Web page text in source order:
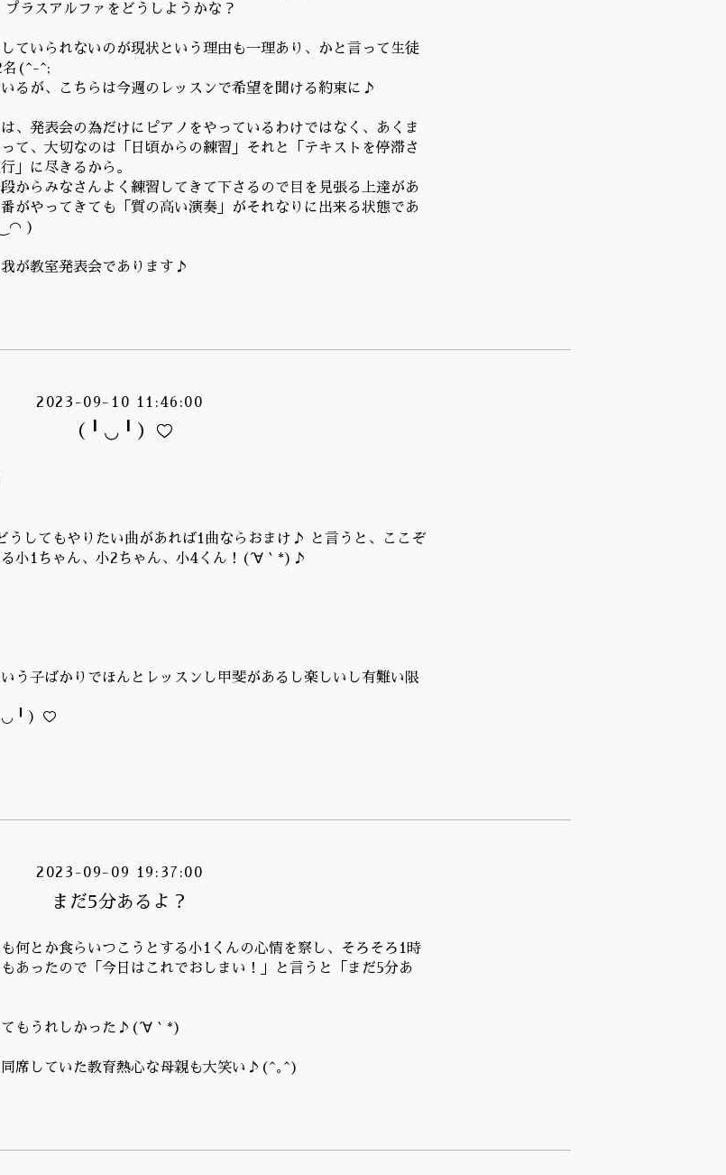
ラスアルファをどうしようかな？
ていられないのが現状という理由も一理あり、かと言って生徒
名(^-^;
るが、こちらは今週のレッスンで希望を聞ける約束に♪
、発表会の為だけにピアノをやっているわけではなく、あくま
て、大切なのは「日頃からの練習」それと「テキストを停滞さ
」に尽きるから。
からみなさんよく練習してきて下さるので目を見張る上達があ
がやってきても「質の高い演奏」がそれなりに出来る状態であ
)
が教室発表会であります♪
2023-09-10 11:46:00
（╹◡╹）♡
うしてもやりたい曲があれば1曲ならおまけ♪ と言うと、ここぞ
小1ちゃん、小2ちゃん、小4くん！(´∀｀*)♪
う子ばかりでほんとレッスンし甲斐があるし楽しいし有難い限
╹◡╹）♡
2023-09-09 19:37:00
まだ5分あるよ？
何とか食らいつこうとする小1くんの心情を察し、そろそろ1時
あったので「今日はこれでおしまい！」と言うと「まだ5分あ
もうれしかった♪(´∀｀*)
席していた教育熱心な母親も大笑い♪(^｡^)